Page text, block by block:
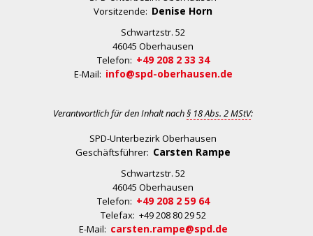
Vorsitzende: Denise Horn
Schwartzstr. 52
46045 Oberhausen
Telefon: +49 208 2 33 34
E-Mail: info@spd-oberhausen.de
Verantwortlich für den Inhalt nach§ 18 Abs. 2 MStV:
SPD-Unterbezirk Oberhausen
Geschäftsführer: Carsten Rampe
Schwartzstr. 52
46045 Oberhausen
Telefon: +49 208 2 59 64
Telefax: +49 208 80 29 52
E-Mail: carsten.rampe@spd.de